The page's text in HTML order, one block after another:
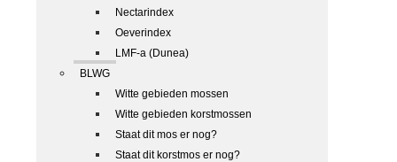
Nectarindex
Oeverindex
LMF-a (Dunea)
BLWG
Witte gebieden mossen
Witte gebieden korstmossen
Staat dit mos er nog?
Staat dit korstmos er nog?